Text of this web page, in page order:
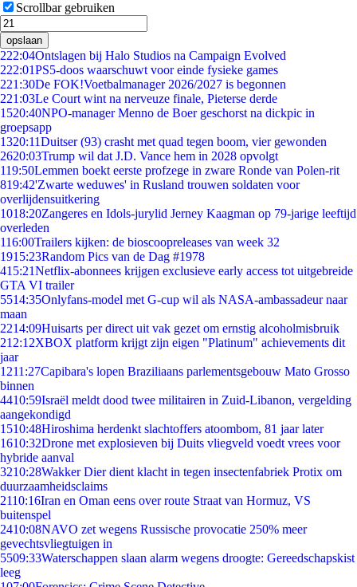
Scrollbar gebruiken
opslaan
222:04Ontslagen bij Halo Studios na Campaign Evolved
222:01PS5-doos waarschuwt voor einde fysieke games
221:30De FOK!Voetbalmanager 2026/2027 is begonnen
221:03Le Court wint na nerveuze finale, Pieterse derde
1520:40NPO-manager Menno de Boer geschorst na dickpic in
groepsapp
1320:11Duitser (93) crasht met quad tegen boom, vier gewonden
2620:03Trump wil dat J.D. Vance hem in 2028 opvolgt
119:50Lemmen boekt eerste profzege in zware Ronde van Polen-rit
819:42'Zwarte weduwes' in Rusland trouwen soldaten voor
overlijdensuitkering
1018:20Zangeres en Idols-jurylid Jerney Kaagman op 79-jarige leeftijd
overleden
116:00Trailers kijken: de bioscoopreleases van week 32
1915:23Random Pics van de Dag #1978
415:21Netflix-abonnees krijgen exclusieve early access tot uitgebreide
GTA VI trailer
5514:35Onlyfans-model met G-cup wil als NASA-ambassadeur naar
maan
2214:09Huisarts per direct uit vak gezet om ernstig alcoholmisbruik
212:12XBOX platform krijgt zijn eigen "Platinum" achievements dit
jaar
1211:27Capibara's lopen Braziliaans parlementsgebouw Mato Grosso
binnen
4410:59Israël meldt dood twee militairen in Zuid-Libanon, vergelding
aangekondigd
1510:48Hiroshima herdenkt slachtoffers atoombom, 81 jaar later
1610:32Drone met explosieven bij Duits vliegveld voedt vrees voor
hybride aanval
3210:28Wakker Dier dient klacht in tegen insectenfabriek Protix om
duurzaamheidsclaims
2110:16Iran en Oman eens over route Straat van Hormuz, VS
buitenspel
2410:08NAVO zet wegens Russische provocatie 250% meer
gevechtsvliegtuigen in
5509:33Waterschappen slaan alarm wegens droogte: Gereedschapskist
leeg